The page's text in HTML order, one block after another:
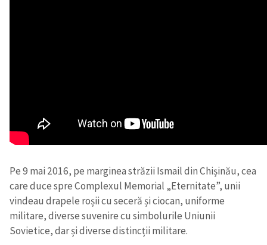
Pe 9 mai 2016, pe marginea străzii Ismail din Chișinău, cea
care duce spre Complexul Memorial „Eternitate”, unii
vindeau drapele roșii cu seceră și ciocan, uniforme
militare, diverse suvenire cu simbolurile Uniunii
Sovietice, dar și diverse distincții militare.